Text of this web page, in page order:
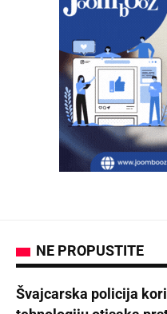
NE PROPUSTITE
Švajcarska policija